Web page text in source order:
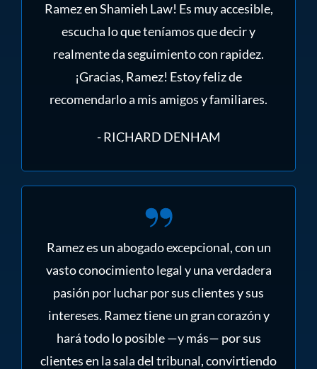
Ramez en Shamieh Law! Es muy accesible,
escucha lo que teníamos que decir y
realmente da seguimiento con rapidez.
¡Gracias, Ramez! Estoy feliz de
recomendarlo a mis amigos y familiares.
- RICHARD DENHAM
Ramez es un abogado excepcional, con un
vasto conocimiento legal y una verdadera
pasión por luchar por sus clientes y sus
intereses. Ramez tiene un gran corazón y
hará todo lo posible —y más— por sus
clientes en la sala del tribunal, convirtiendo